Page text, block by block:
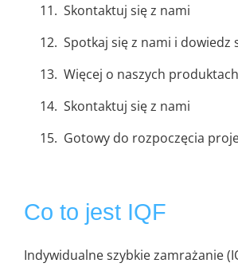
Skontaktuj się z nami
Spotkaj się z nami i dowiedz
Więcej o naszych
Skontaktuj się z nami
Gotowy do rozpoczęcia
Co to jest IQF
Indywidualne szybkie zamrażanie